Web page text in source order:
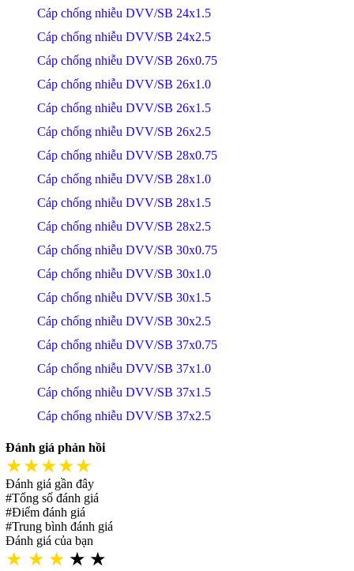
Cáp chống nhiễu DVV/SB 24x1.5
Cáp chống nhiễu DVV/SB 24x2.5
Cáp chống nhiễu DVV/SB 26x0.75
Cáp chống nhiễu DVV/SB 26x1.0
Cáp chống nhiễu DVV/SB 26x1.5
Cáp chống nhiễu DVV/SB 26x2.5
Cáp chống nhiễu DVV/SB 28x0.75
Cáp chống nhiễu DVV/SB 28x1.0
Cáp chống nhiễu DVV/SB 28x1.5
Cáp chống nhiễu DVV/SB 28x2.5
Cáp chống nhiễu DVV/SB 30x0.75
Cáp chống nhiễu DVV/SB 30x1.0
Cáp chống nhiễu DVV/SB 30x1.5
Cáp chống nhiễu DVV/SB 30x2.5
Cáp chống nhiễu DVV/SB 37x0.75
Cáp chống nhiễu DVV/SB 37x1.0
Cáp chống nhiễu DVV/SB 37x1.5
Cáp chống nhiễu DVV/SB 37x2.5
Đánh giá phản hồi
★★★★★
Đánh giá gần đây
#Tổng số đánh giá
#Điểm đánh giá
#Trung bình đánh giá
Đánh giá của bạn
★ ★ ★ ★ ★